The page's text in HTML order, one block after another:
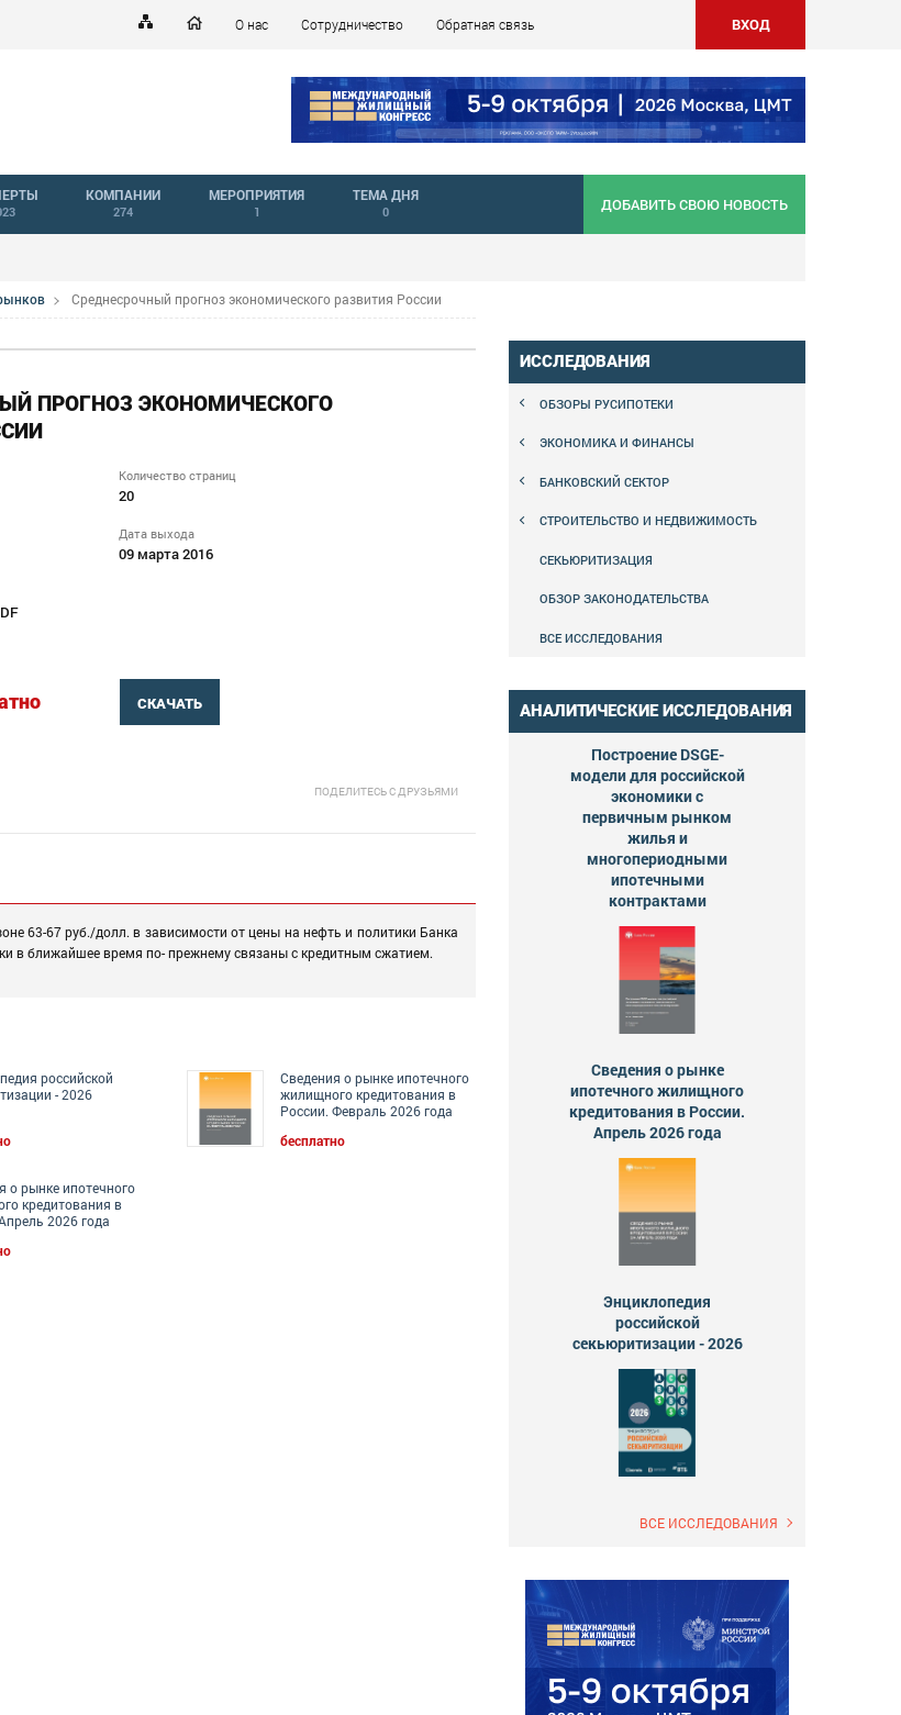
О нас Сотрудничество Обратная связь ВХОД
КОМПАНИИ
274
МЕРОПРИЯТИЯ
1
ТЕМА ДНЯ
0 ДОБАВИТЬ СВОЮ НОВОСТЬ
Среднесрочный прогноз экономического развития России
ПРОГНОЗ ЭКОНОМИЧЕСКОГО
Количество страниц
20
Дата выхода
09 марта 2016
СКАЧАТЬ
ПОДЕЛИТЕСЬ С ДРУЗЬЯМИ
63-67 руб./долл. в зависимости от цены на нефть и политики Банка
в ближайшее время по- прежнему связаны с кредитным сжатием.
российской
- 2026
Сведения о рынке ипотечного
жилищного кредитования в
России. Февраль 2026 года
бесплатно
о рынке ипотечного
кредитования в
2026 года
ИССЛЕДОВАНИЯ
ОБЗОРЫ РУСИПОТЕКИ
ЭКОНОМИКА И ФИНАНСЫ
БАНКОВСКИЙ СЕКТОР
СТРОИТЕЛЬСТВО И НЕДВИЖИМОСТЬ
СЕКЬЮРИТИЗАЦИЯ
ОБЗОР ЗАКОНОДАТЕЛЬСТВА
ВСЕ ИССЛЕДОВАНИЯ
АНАЛИТИЧЕСКИЕ ИССЛЕДОВАНИЯ
Построение DSGE-
модели для российской
экономики с
первичным рынком
жилья и
многопериодными
ипотечными
контрактами
Сведения о рынке
ипотечного жилищного
кредитования в России.
Апрель 2026 года
Энциклопедия
российской
секьюритизации - 2026
ВСЕ ИССЛЕДОВАНИЯ